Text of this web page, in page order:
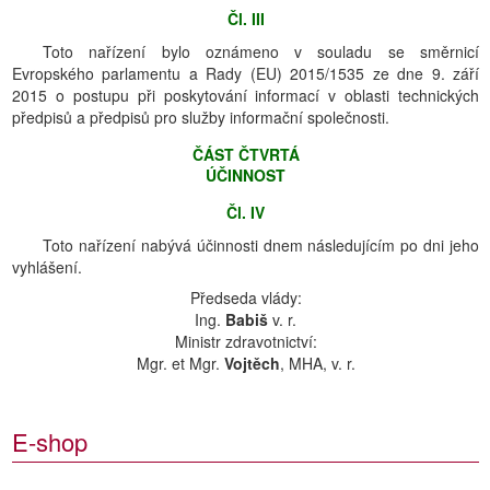
Čl. III
Toto nařízení bylo oznámeno v souladu se směrnicí
Evropského parlamentu a Rady (EU) 2015/1535 ze dne 9. září
2015 o postupu při poskytování informací v oblasti technických
předpisů a předpisů pro služby informační společnosti.
ČÁST ČTVRTÁ
ÚČINNOST
Čl. IV
Toto nařízení nabývá účinnosti dnem následujícím po dni jeho
vyhlášení.
Předseda vlády:
Ing. Babiš v. r.
Ministr zdravotnictví:
Mgr. et Mgr. Vojtěch, MHA, v. r.
E-shop